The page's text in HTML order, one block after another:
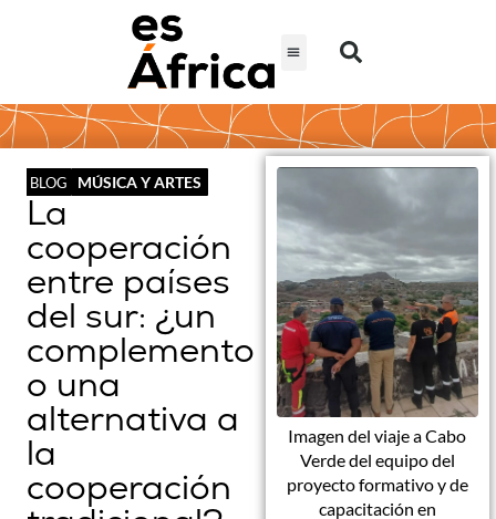
BLOG MÚSICA Y ARTES
La
cooperación
entre países
del sur: ¿un
complemento
o una
alternativa a
la
cooperación
Imagen del viaje a Cabo
Verde del equipo del
proyecto formativo y de
capacitación en